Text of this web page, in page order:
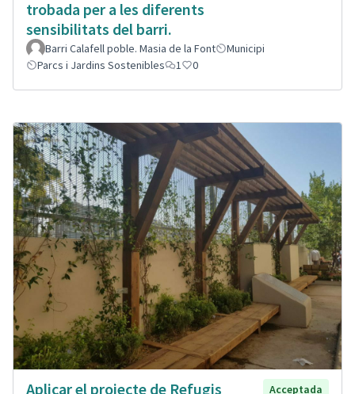
trobada per a les diferents
sensibilitats del barri.
Barri Calafell poble. Masia de la Font
Municipi
Parcs i Jardins Sostenibles
1 0
Aplicar el projecte de Refugis Acceptada